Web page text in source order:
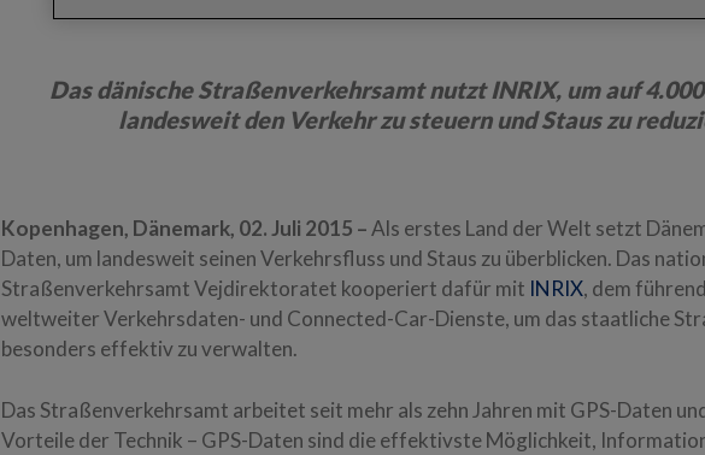
Das dänische Straßenverkehrsamt nutzt INRIX, um auf
landesweit den Verkehr zu steuern und Staus zu
Kopenhagen, Dänemark, 02. Juli 2015 –Als erstes Land der Welt setzt
Daten, um landesweit seinen Verkehrsfluss und Staus zu überblicken. Das
Straßenverkehrsamt Vejdirektoratet kooperiert dafür mit INRIX, dem
weltweiter Verkehrsdaten- und Connected-Car-Dienste, um das staatliche
besonders effektiv zu verwalten.
Das Straßenverkehrsamt arbeitet seit mehr als zehn Jahren mit GPS-Daten
Vorteile der Technik – GPS-Daten sind die effektivste Möglichkeit,